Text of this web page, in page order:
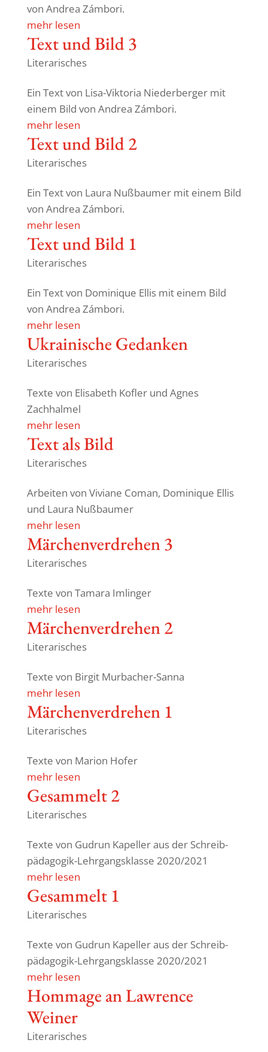
von Andrea Zámbori.
mehr lesen
Text und Bild 3
Literarisches
Ein Text von Lisa-Viktoria Nieder­berger mit
einem Bild von Andrea Zámbori.
mehr lesen
Text und Bild 2
Literarisches
Ein Text von Laura Nußbaumer mit einem Bild
von Andrea Zámbori.
mehr lesen
Text und Bild 1
Literarisches
Ein Text von Domi­nique Ellis mit einem Bild
von Andrea Zámbori.
mehr lesen
Ukrai­ni­sche Gedanken
Literarisches
Texte von Elisa­beth Kofler und Agnes
Zachhalmel
mehr lesen
Text als Bild
Literarisches
Arbeiten von Viviane Coman, Domi­nique Ellis
und Laura Nußbaumer
mehr lesen
Märchen­ver­drehen 3
Literarisches
Texte von Tamara Imlinger
mehr lesen
Märchen­ver­drehen 2
Literarisches
Texte von Birgit Murbacher-Sanna
mehr lesen
Märchen­ver­drehen 1
Literarisches
Texte von Marion Hofer
mehr lesen
Gesam­melt 2
Literarisches
Texte von Gudrun Kapeller aus der Schreib­
päda­gogik-Lehr­gangs­klasse 2020/2021
mehr lesen
Gesam­melt 1
Literarisches
Texte von Gudrun Kapeller aus der Schreib­
päda­gogik-Lehr­gangs­klasse 2020/2021
mehr lesen
Hommage an Lawrence
Weiner
Literarisches